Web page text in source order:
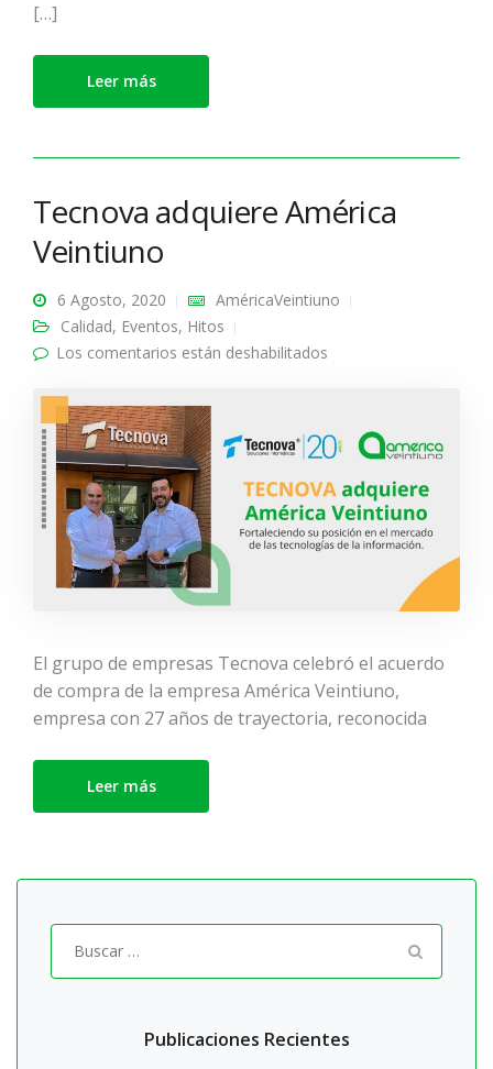
[…]
Leer más
Tecnova adquiere América
Veintiuno
6 Agosto, 2020
AméricaVeintiuno
Calidad, Eventos, Hitos
Los comentarios están deshabilitados
El grupo de empresas Tecnova celebró el acuerdo
de compra de la empresa América Veintiuno,
empresa con 27 años de trayectoria, reconocida
Leer más
por:
Publicaciones Recientes